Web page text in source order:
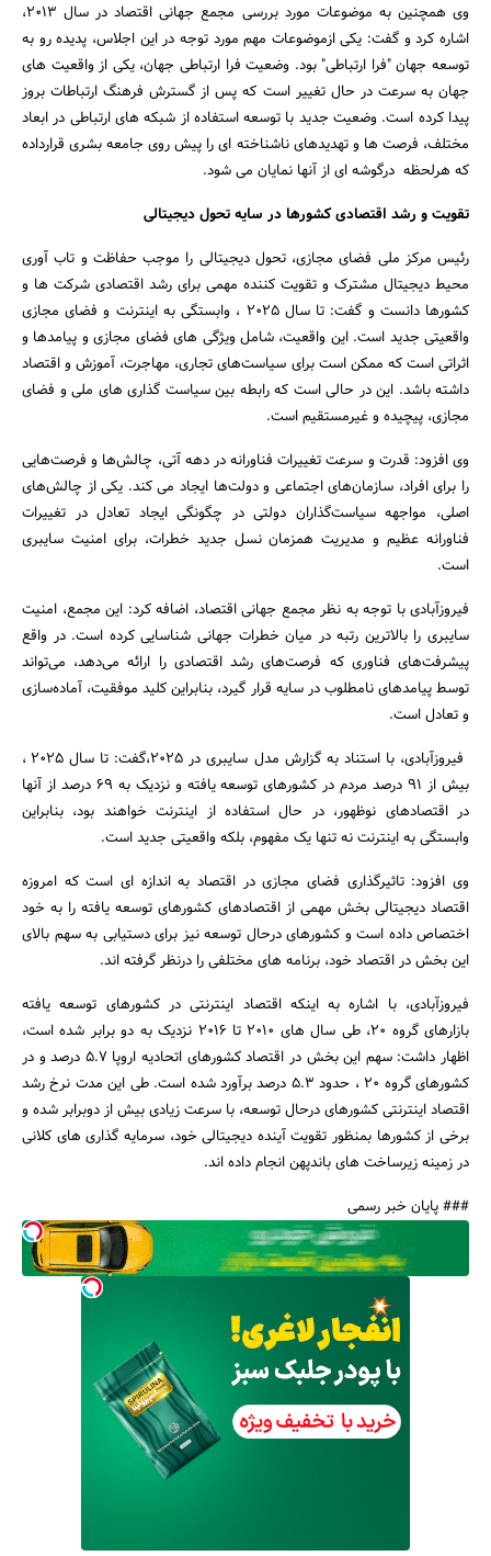
وی همچنین به موضوعات مورد بررسی مجمع جهانی اقتصاد در سال 2013،
اشاره کرد و گفت: یکی ازموضوعات مهم مورد توجه در این اجلاس، پدیده رو به
توسعه جهان "فرا ارتباطی" بود. وضعیت فرا ارتباطی جهان، یکی از واقعیت های
جهان به سرعت در حال تغییر است که پس از گسترش فرهنگ ارتباطات بروز
پیدا کرده است. وضعیت جدید با توسعه استفاده از شبکه های ارتباطی در ابعاد
مختلف، فرصت ها و تهدیدهای ناشناخته ای را پیش روی جامعه بشری قرارداده
که هرلحظه درگوشه ای از آنها نمایان می شود.
تقویت و رشد اقتصادی کشورها در سایه تحول دیجیتالی
رئیس مرکز ملی فضای مجازی، تحول دیجیتالی را موجب حفاظت و تاب آوری
محیط دیجیتال مشترک و تقویت کننده مهمی برای رشد اقتصادی شرکت ها و
کشورها دانست و گفت: تا سال 2025 ، وابستگی به اینترنت و فضای مجازی
واقعیتی جدید است. این واقعیت، شامل ویژگی های فضای مجازی و پیامدها و
اثراتی است که ممکن است برای سیاست‌های تجاری، مهاجرت، آموزش و اقتصاد
داشته باشد. این در حالی است که رابطه بین سیاست گذاری های ملی و فضای
مجازی، پیچیده و غیرمستقیم است.
وی افزود: قدرت و سرعت تغییرات فناورانه در دهه آتی، چالش‌ها و فرصت‌هایی
را برای افراد، سازمان‌های اجتماعی و دولت‌ها ایجاد می کند. یکی از چالش‌های
اصلی، مواجهه سیاست‌گذاران دولتی در چگونگی ایجاد تعادل در تغییرات
فناورانه عظیم و مدیریت همزمان نسل جدید خطرات، برای امنیت سایبری
است.
فیروزآبادی با توجه به نظر مجمع جهانی اقتصاد، اضافه کرد: این مجمع، امنیت
سایبری را بالاترین رتبه در میان خطرات جهانی شناسایی کرده است. در واقع
پیشرفت‌های فناوری که فرصت‌های رشد اقتصادی را ارائه می‌دهد، می‌تواند
توسط پیامدهای نامطلوب در سایه قرار گیرد، بنابراین کلید موفقیت، آماده‌سازی
و تعادل است.
فیروزآبادی، با استناد به گزارش مدل سایبری در 2025،گفت: تا سال 2025 ،
بیش از 91 درصد مردم در کشورهای توسعه یافته و نزدیک به 69 درصد از آنها
در اقتصادهای نوظهور، در حال استفاده از اینترنت خواهند بود، بنابراین
وابستگی به اینترنت نه تنها یک مفهوم، بلکه واقعیتی جدید است.
وی افزود: تاثیرگذاری فضای مجازی در اقتصاد به اندازه ای است که امروزه
اقتصاد دیجیتالی بخش مهمی از اقتصادهای کشورهای توسعه یافته را به خود
اختصاص داده است و کشورهای درحال توسعه نیز برای دستیابی به سهم بالای
این بخش در اقتصاد خود، برنامه های مختلفی را درنظر گرفته اند.
فیروزآبادی، با اشاره به اینکه اقتصاد اینترنتی در کشورهای توسعه یافته
بازارهای گروه 20، طی سال های 2010 تا 2016 نزدیک به دو برابر شده است،
اظهار داشت: سهم این بخش در اقتصاد کشورهای اتحادیه اروپا 5.7 درصد و در
کشورهای گروه 20 ، حدود 5.3 درصد برآورد شده است. طی این مدت نرخ رشد
اقتصاد اینترنتی کشورهای درحال توسعه، با سرعت زیادی بیش از دوبرابر شده و
برخی از کشورها بمنظور تقویت آینده دیجیتالی خود، سرمایه گذاری های کلانی
در زمینه زیرساخت های باندپهن انجام داده اند.
### پایان خبر رسمی